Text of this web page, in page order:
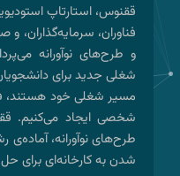
ققنوس، استارتاپ
فناوران، سرمایه‌گذاران،
و طرح‌های نوآورانه
شغلی جدید برای
مسیر شغلی خود
شخصی ایجاد می‌کنیم.
طرح‌های نوآورانه،
شدن به کارخانه‌ای برای